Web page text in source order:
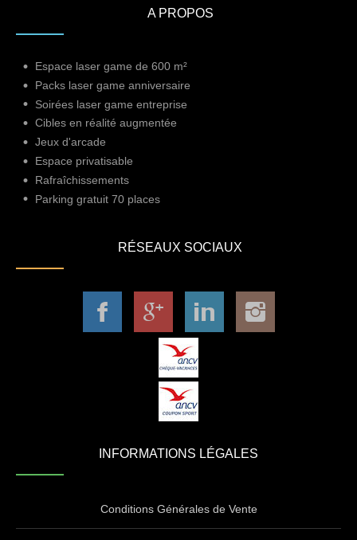
A PROPOS
Espace laser game de 600 m²
Packs laser game anniversaire
Soirées laser game entreprise
Cibles en réalité augmentée
Jeux d'arcade
Espace privatisable
Rafraîchissements
Parking gratuit 70 places
RÉSEAUX SOCIAUX
INFORMATIONS LÉGALES
Conditions Générales de Vente